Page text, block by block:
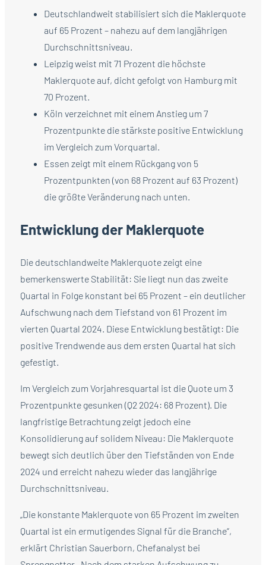
Deutschlandweit stabilisiert sich die Maklerquote
auf 65 Prozent – nahezu auf dem langjährigen
Durchschnittsniveau.
Leipzig weist mit 71 Prozent die höchste
Maklerquote auf, dicht gefolgt von Hamburg mit
70 Prozent.
Köln verzeichnet mit einem Anstieg um 7
Prozentpunkte die stärkste positive Entwicklung
im Vergleich zum Vorquartal.
Essen zeigt mit einem Rückgang von 5
Prozentpunkten (von 68 Prozent auf 63 Prozent)
die größte Veränderung nach unten.
Entwicklung der Maklerquote
Die deutschlandweite Maklerquote zeigt eine
bemerkenswerte Stabilität: Sie liegt nun das zweite
Quartal in Folge konstant bei 65 Prozent – ein deutlicher
Aufschwung nach dem Tiefstand von 61 Prozent im
vierten Quartal 2024. Diese Entwicklung bestätigt: Die
positive Trendwende aus dem ersten Quartal hat sich
gefestigt.
Im Vergleich zum Vorjahresquartal ist die Quote um 3
Prozentpunkte gesunken (Q2 2024: 68 Prozent). Die
langfristige Betrachtung zeigt jedoch eine
Konsolidierung auf solidem Niveau: Die Maklerquote
bewegt sich deutlich über den Tiefständen von Ende
2024 und erreicht nahezu wieder das langjährige
Durchschnittsniveau.
„Die konstante Maklerquote von 65 Prozent im zweiten
Quartal ist ein ermutigendes Signal für die Branche“,
erklärt Christian Sauerborn, Chefanalyst bei